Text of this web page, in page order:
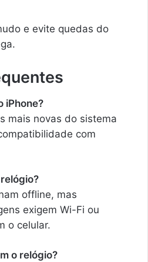
e evite quedas do
iPhone?
mais novas do sistema
com
offline, mas
exigem Wi-Fi ou
o celular.
o relógio?